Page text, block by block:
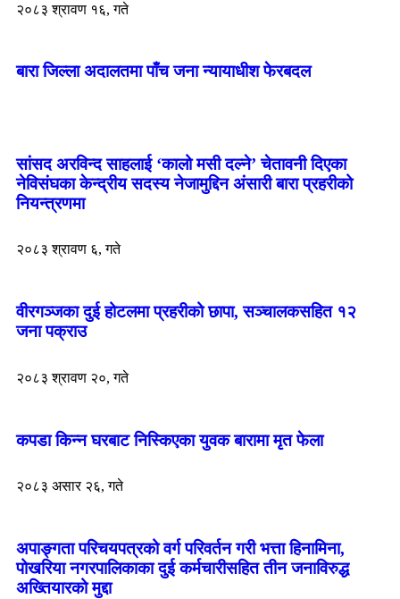
२०८३ श्रावण १६, गते
बारा जिल्ला अदालतमा पाँच जना न्यायाधीश फेरबदल
सांसद अरविन्द साहलाई ‘कालो मसी दल्ने’ चेतावनी दिएका
नेविसंघका केन्द्रीय सदस्य नेजामुद्दिन अंसारी बारा प्रहरीको
नियन्त्रणमा
२०८३ श्रावण ६, गते
वीरगञ्जका दुई होटलमा प्रहरीको छापा, सञ्चालकसहित १२
जना पक्राउ
२०८३ श्रावण २०, गते
कपडा किन्न घरबाट निस्किएका युवक बारामा मृत फेला
२०८३ असार २६, गते
अपाङ्गता परिचयपत्रको वर्ग परिवर्तन गरी भत्ता हिनामिना,
पोखरिया नगरपालिकाका दुई कर्मचारीसहित तीन जनाविरुद्ध
अख्तियारको मुद्दा